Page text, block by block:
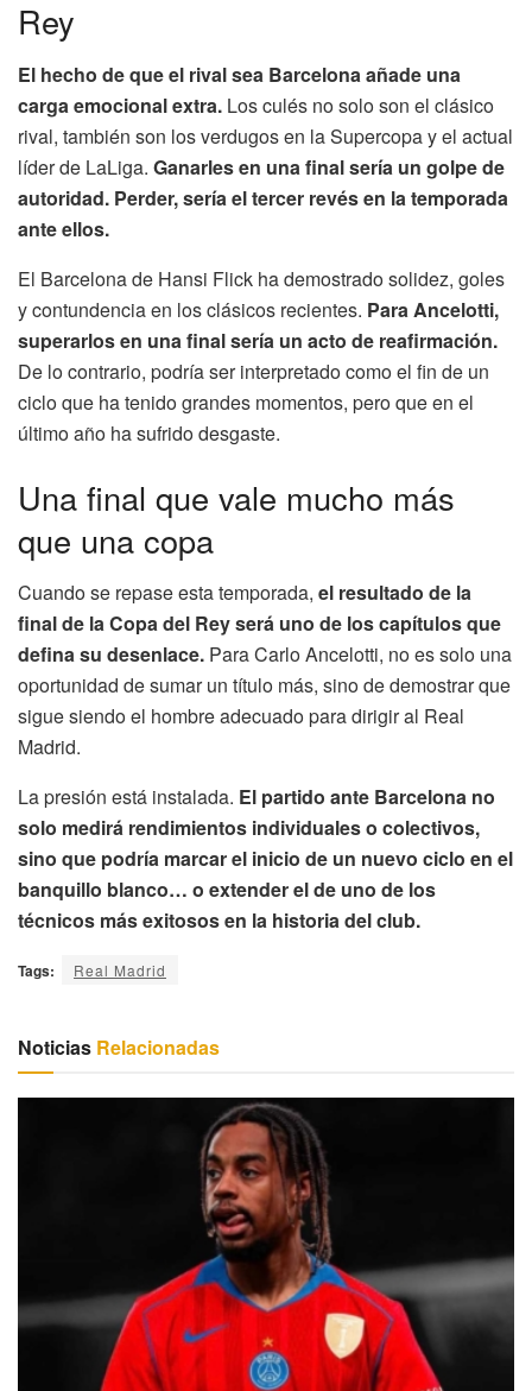
Rey
El hecho de que el rival sea Barcelona añade una
carga emocional extra. Los culés no solo son el clásico
rival, también son los verdugos en la Supercopa y el actual
líder de LaLiga. Ganarles en una final sería un golpe de
autoridad. Perder, sería el tercer revés en la temporada
ante ellos.
El Barcelona de Hansi Flick ha demostrado solidez, goles
y contundencia en los clásicos recientes. Para Ancelotti,
superarlos en una final sería un acto de reafirmación.
De lo contrario, podría ser interpretado como el fin de un
ciclo que ha tenido grandes momentos, pero que en el
último año ha sufrido desgaste.
Una final que vale mucho más
que una copa
Cuando se repase esta temporada, el resultado de la
final de la Copa del Rey será uno de los capítulos que
defina su desenlace. Para Carlo Ancelotti, no es solo una
oportunidad de sumar un título más, sino de demostrar que
sigue siendo el hombre adecuado para dirigir al Real
Madrid.
La presión está instalada. El partido ante Barcelona no
solo medirá rendimientos individuales o colectivos,
sino que podría marcar el inicio de un nuevo ciclo en el
banquillo blanco… o extender el de uno de los
técnicos más exitosos en la historia del club.
Tags: Real Madrid
Noticias Relacionadas